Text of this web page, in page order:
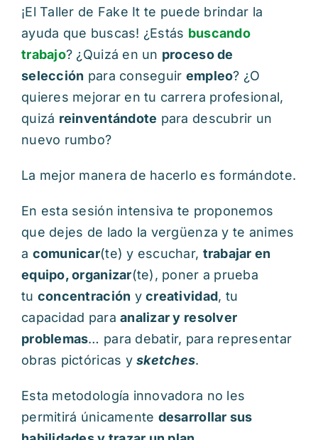
¡El Taller de Fake It te puede brindar la
ayuda que buscas! ¿Estás buscando
trabajo? ¿Quizá en un proceso de
selección para conseguir empleo? ¿O
quieres mejorar en tu carrera profesional,
quizá reinventándote para descubrir un
nuevo rumbo?
La mejor manera de hacerlo es formándote.
En esta sesión intensiva te proponemos
que dejes de lado la vergüenza y te animes
a comunicar(te) y escuchar, trabajar en
equipo, organizar(te), poner a prueba
tu concentración ycreatividad, tu
capacidad paraanalizar y resolver
problemas… para debatir, para representar
obras pictóricas ysketches.
Esta metodología innovadora no les
permitirá únicamente desarrollar sus